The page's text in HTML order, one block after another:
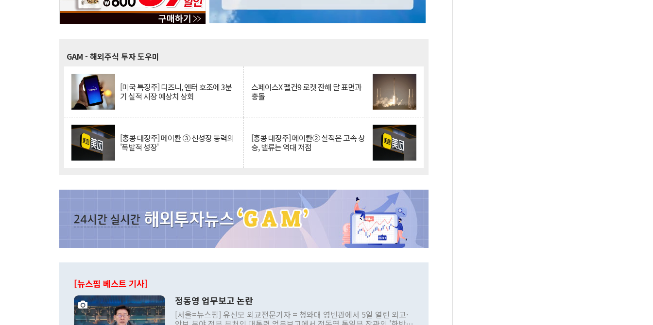
GAM - 해외주식 투자 도우미
[미국 특징주] 디즈니, 엔터 호조에 3분
기 실적 시장 예상치 상회
스페이스X 팰컨9 로켓 잔해 달 표면과
충돌
[홍콩 대장주] 메이퇀 ③ 신성장 동력의
'폭발적 성장'
[홍콩 대장주] 메이퇀② 실적은 고속 상
승, 밸류는 역대 저점
[뉴스핌 베스트 기사]
정동영 업무보고 논란
[서울=뉴스핌] 유신모 외교전문기자 = 청와대 영빈관에서 5일 열린 외교·